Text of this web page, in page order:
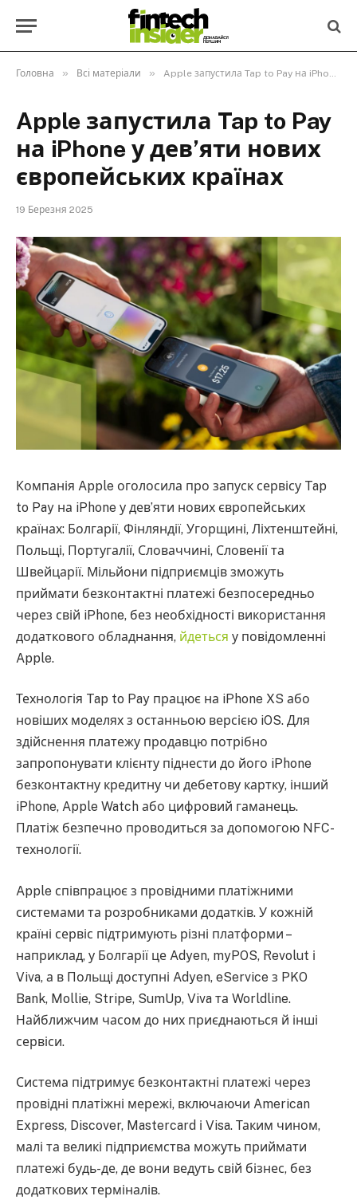
Головна » Всі матеріали » Apple запустила Tap to Pay на iPhone у дев’яти нових європейських країнах
Apple запустила Tap to Pay
на iPhone у дев’яти нових
європейських країнах
19 Березня 2025
Компанія Apple оголосила про запуск сервісу Tap
to Pay на iPhone у дев’яти нових європейських
країнах: Болгарії, Фінляндії, Угорщині, Ліхтенштейні,
Польщі, Португалії, Словаччині, Словенії та
Швейцарії. Мільйони підприємців зможуть
приймати безконтактні платежі безпосередньо
через свій iPhone, без необхідності використання
додаткового обладнання, йдеться у повідомленні
Apple.
Технологія Tap to Pay працює на iPhone XS або
новіших моделях з останньою версією iOS. Для
здійснення платежу продавцю потрібно
запропонувати клієнту піднести до його iPhone
безконтактну кредитну чи дебетову картку, інший
iPhone, Apple Watch або цифровий гаманець.
Платіж безпечно проводиться за допомогою NFC-
технології.
Apple співпрацює з провідними платіжними
системами та розробниками додатків. У кожній
країні сервіс підтримують різні платформи –
наприклад, у Болгарії це Adyen, myPOS, Revolut і
Viva, а в Польщі доступні Adyen, eService з PKO
Bank, Mollie, Stripe, SumUp, Viva та Worldline.
Найближчим часом до них приєднаються й інші
сервіси.
Система підтримує безконтактні платежі через
провідні платіжні мережі, включаючи American
Express, Discover, Mastercard і Visa. Таким чином,
малі та великі підприємства можуть приймати
платежі будь-де, де вони ведуть свій бізнес, без
додаткових терміналів.